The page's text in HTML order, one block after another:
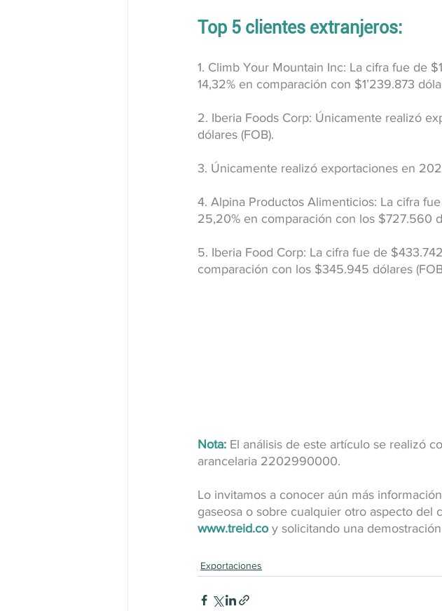
Top 5 clientes extranjeros:
1. Climb Your Mountain Inc: La cifra fue de
14,32% en comparación con $1’239.873
2. Iberia Foods Corp: Únicamente realizó
dólares (FOB).
3. Únicamente realizó exportaciones en
4. Alpina Productos Alimenticios: La cifra
25,20% en comparación con los $727.560
5. Iberia Food Corp: La cifra fue de
comparación con los $345.945 dólares
Nota: El análisis de este artículo se realizó
arancelaria 2202990000.
Lo invitamos a conocer aún más
gaseosa o sobre cualquier otro aspecto
www.treid.co y solicitando una
Exportaciones